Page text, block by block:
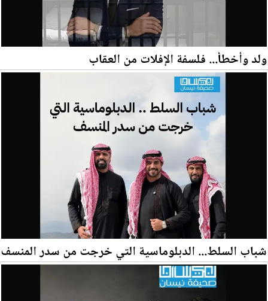
ولد وأخطأ... فلسفة الإفلات من العقاب
شباب السلط... الدبلوماسية التي خرجت من سدر المنسف